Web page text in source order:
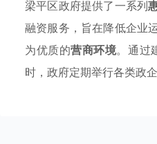
梁平区政府提供了一系列
融资服务，旨在降低企业
为优质的营商环境。通过
时，政府定期举行各类政